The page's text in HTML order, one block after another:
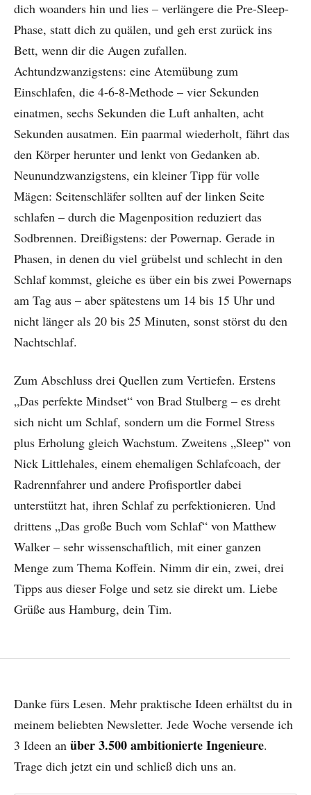
dich woanders hin und lies – verlängere die Pre-Sleep-
Phase, statt dich zu quälen, und geh erst zurück ins
Bett, wenn dir die Augen zufallen.
Achtundzwanzigstens: eine Atemübung zum
Einschlafen, die 4-6-8-Methode – vier Sekunden
einatmen, sechs Sekunden die Luft anhalten, acht
Sekunden ausatmen. Ein paarmal wiederholt, fährt das
den Körper herunter und lenkt von Gedanken ab.
Neunundzwanzigstens, ein kleiner Tipp für volle
Mägen: Seitenschläfer sollten auf der linken Seite
schlafen – durch die Magenposition reduziert das
Sodbrennen. Dreißigstens: der Powernap. Gerade in
Phasen, in denen du viel grübelst und schlecht in den
Schlaf kommst, gleiche es über ein bis zwei Powernaps
am Tag aus – aber spätestens um 14 bis 15 Uhr und
nicht länger als 20 bis 25 Minuten, sonst störst du den
Nachtschlaf.
Zum Abschluss drei Quellen zum Vertiefen. Erstens
„Das perfekte Mindset“ von Brad Stulberg – es dreht
sich nicht um Schlaf, sondern um die Formel Stress
plus Erholung gleich Wachstum. Zweitens „Sleep“ von
Nick Littlehales, einem ehemaligen Schlafcoach, der
Radrennfahrer und andere Profisportler dabei
unterstützt hat, ihren Schlaf zu perfektionieren. Und
drittens „Das große Buch vom Schlaf“ von Matthew
Walker – sehr wissenschaftlich, mit einer ganzen
Menge zum Thema Koffein. Nimm dir ein, zwei, drei
Tipps aus dieser Folge und setz sie direkt um. Liebe
Grüße aus Hamburg, dein Tim.
Danke fürs Lesen. Mehr praktische Ideen erhältst du in
meinem beliebten Newsletter. Jede Woche versende ich
3 Ideen an über 3.500 ambitionierte Ingenieure.
Trage dich jetzt ein und schließ dich uns an.